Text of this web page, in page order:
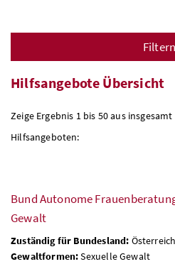
Filtern
Hilfsangebote Übersicht
Zeige Ergebnis 1 bis 50 aus
Hilfsangeboten:
Bund Autonome
Gewalt
Zuständig für Bundesland:
Gewaltformen:Sexuelle Gewalt